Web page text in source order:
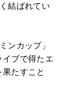
結ばれてい
ンカップ」
ブで得たエ
たすこと